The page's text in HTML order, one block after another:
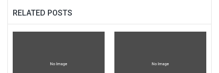
RELATED POSTS